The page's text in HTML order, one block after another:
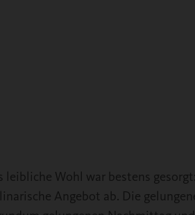
leibliche Wohl war bestens
Angebot ab. Die